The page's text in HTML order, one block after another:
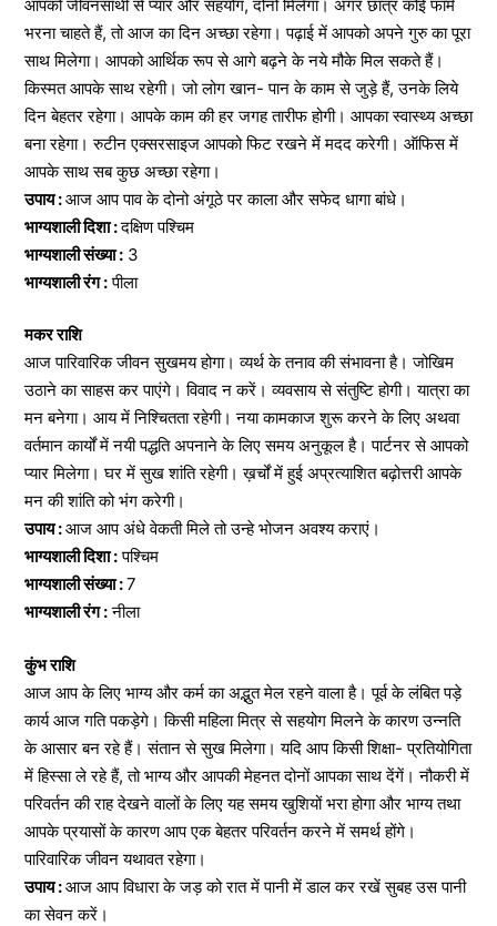
आपको जीवनसाथी से प्यार और सहयोग, दोनों मिलेगा। अगर छात्र कोई फॉर्म
भरना चाहते हैं, तो आज का दिन अच्छा रहेगा। पढ़ाई में आपको अपने गुरु का पूरा
साथ मिलेगा। आपको आर्थिक रूप से आगे बढ़ने के नये मौके मिल सकते हैं।
किस्मत आपके साथ रहेगी। जो लोग खान- पान के काम से जुड़े हैं, उनके लिये
दिन बेहतर रहेगा। आपके काम की हर जगह तारीफ होगी। आपका स्वास्थ्य अच्छा
बना रहेगा। रुटीन एक्सरसाइज आपको फिट रखने में मदद करेगी। ऑफिस में
आपके साथ सब कुछ अच्छा रहेगा।
उपाय :आज आप पाव के दोनो अंगूठे पर काला और सफेद धागा बांधे।
भाग्यशाली दिशा :दक्षिण पश्चिम
भाग्यशाली संख्या : 3
भाग्यशाली रंग :पीला
मकर राशि
आज पारिवारिक जीवन सुखमय होगा। व्यर्थ के तनाव की संभावना है। जोखिम
उठाने का साहस कर पाएंगे। विवाद न करें। व्यवसाय से संतुष्टि होगी। यात्रा का
मन बनेगा। आय में निश्चितता रहेगी। नया कामकाज शुरू करने के लिए अथवा
वर्तमान कार्यों में नयी पद्धति अपनाने के लिए समय अनुकूल है। पार्टनर से आपको
प्यार मिलेगा। घर में सुख शांति रहेगी। ख़र्चों में हुई अप्रत्याशित बढ़ोत्तरी आपके
मन की शांति को भंग करेगी।
उपाय :आज आप अंधे वेकती मिले तो उन्हे भोजन अवश्य कराएं।
भाग्यशाली दिशा :पश्चिम
भाग्यशाली संख्या :7
भाग्यशाली रंग :नीला
कुंभ राशि
आज आप के लिए भाग्य और कर्म का अद्भुत मेल रहने वाला है। पूर्व के लंबित पड़े
कार्य आज गति पकड़ेगे। किसी महिला मित्र से सहयोग मिलने के कारण उन्नति
के आसार बन रहे हैं। संतान से सुख मिलेगा। यदि आप किसी शिक्षा- प्रतियोगिता
में हिस्सा ले रहे हैं, तो भाग्य और आपकी मेहनत दोनों आपका साथ देंगें। नौकरी में
परिवर्तन की राह देखने वालों के लिए यह समय खुशियों भरा होगा और भाग्य तथा
आपके प्रयासों के कारण आप एक बेहतर परिवर्तन करने में समर्थ होंगे।
पारिवारिक जीवन यथावत रहेगा।
उपाय :आज आप विधारा के जड़ को रात में पानी में डाल कर रखें सुबह उस पानी
का सेवन करें।